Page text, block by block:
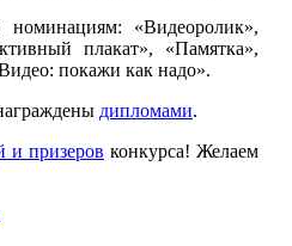
«Видеоролик»,
плакат», «Памятка»,
покажи как надо».
дипломами.
и призеров конкурса! Желаем